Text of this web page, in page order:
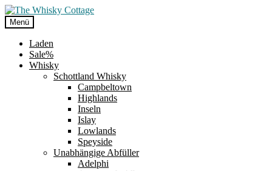
Zur
Navigation
springen
Zum
Inhalt
springen
Menü
Laden
Sale%
Whisky
Schottland Whisky
Campbeltown
Highlands
Inseln
Islay
Lowlands
Speyside
Unabhängige Abfüller
Adelphi